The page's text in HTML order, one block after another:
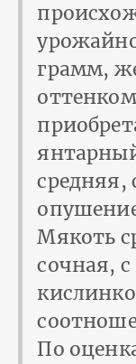
грамм,
средняя,
Мякоть
сочная,
По